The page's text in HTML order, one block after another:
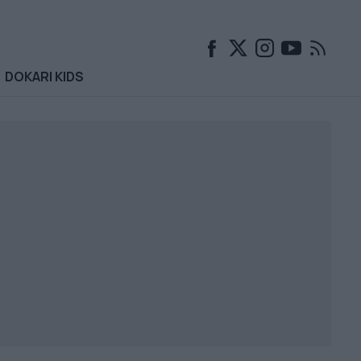
DOKARI KIDS